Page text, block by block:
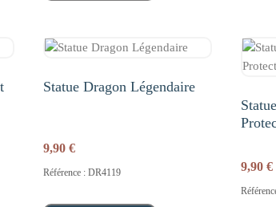
Statue Dragon Légendaire
9,90€
Référence : DR4119 9,90€